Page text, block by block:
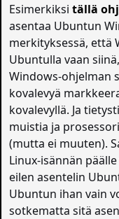
Esimerkiksitällä
asentaa Ubuntun
merkityksessä, että
Ubuntulla vaan
Windows-ohjelman
kovalevyä
kovalevyllä. Ja
muistia ja
(mutta ei muuten).
Linux-isännän
eilen asentelin
Ubuntun ihan vain
sotkematta sitä